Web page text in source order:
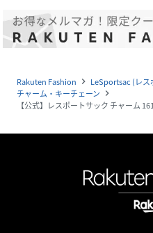
Rakuten Fashion navigate_next LeSportsac (レス
チャーム・キーチェーン navigate_next
【公式】レスポートサック チャーム